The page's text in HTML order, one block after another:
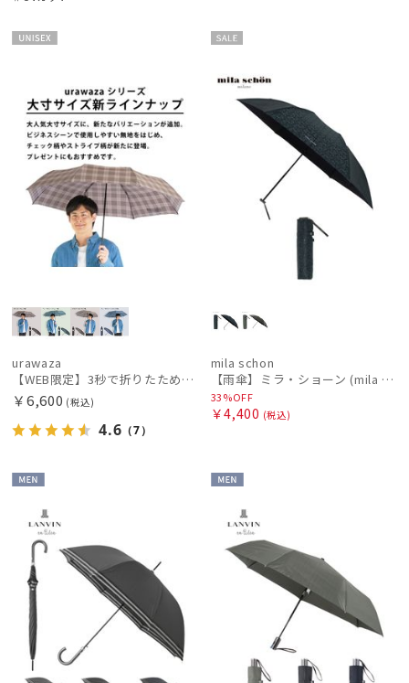
urawaza
【WEB限定】3秒で折りたためる傘 自動開閉折りたたみ傘 ウラワザ（urawaz） チェック / ストライプ 大きめ60cm
￥6,600 (税込)
4.6 （7）
ル
mila schon
【雨傘】ミラ・ショーン (mila schon) ロゴジャガード 耐風傘 ジャンプ式 親骨：61～65cm
33%OFF
￥4,400 (税込)